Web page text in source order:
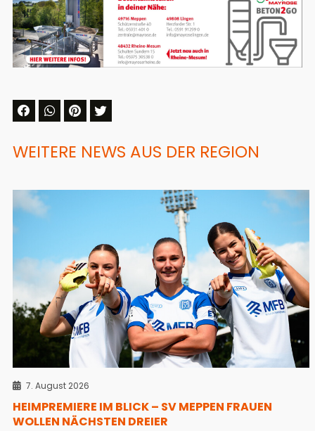
WEITERE NEWS AUS DER REGION
7. August 2026
HEIMPREMIERE IM BLICK – SV MEPPEN FRAUEN
WOLLEN NÄCHSTEN DREIER